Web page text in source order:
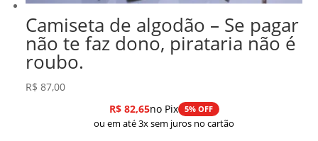
Camiseta de algodão – Se pagar
não te faz dono, pirataria não é
roubo.
R$ 87,00
R$82,65no Pix 5% OFF
ou em até 3x sem juros no cartão